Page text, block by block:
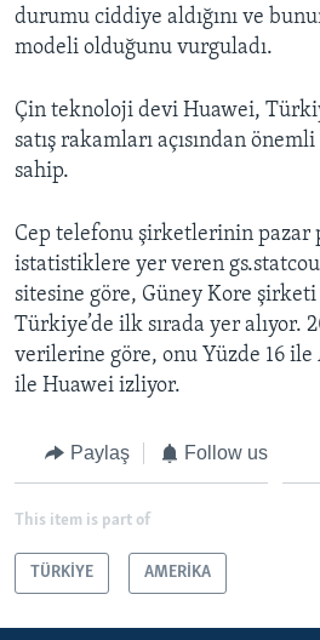
durumu ciddiye aldığını ve
modeli olduğunu vurguladı.
Çin teknoloji devi Huawei,
satış rakamları açısından
sahip.
Cep telefonu şirketlerinin pazar
istatistiklere yer veren
sitesine göre, Güney Kore
Türkiye’de ilk sırada yer alıyor.
verilerine göre, onu Yüzde 16 ile
ile Huawei izliyor.
Paylaş Follow us
This item is part of
TÜRKİYE AMERİKA